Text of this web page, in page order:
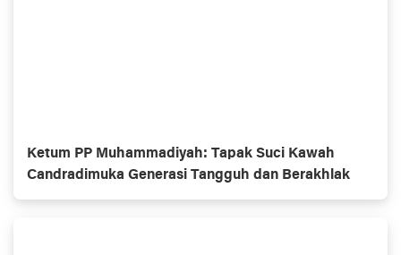
Ketum PP Muhammadiyah: Tapak Suci Kawah
Candradimuka Generasi Tangguh dan Berakhlak